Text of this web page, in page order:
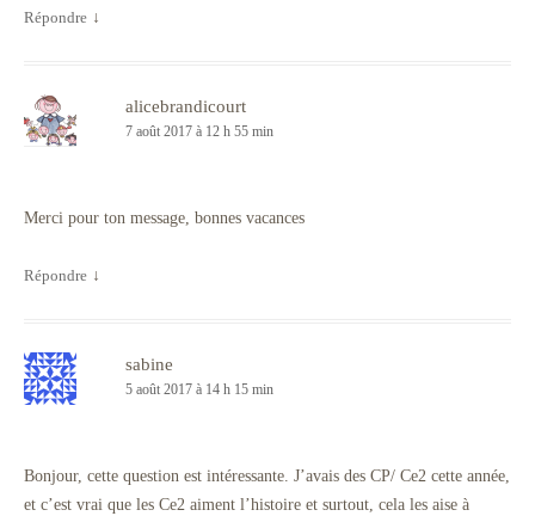
Répondre ↓
alicebrandicourt
7 août 2017 à 12 h 55 min
Merci pour ton message, bonnes vacances
Répondre ↓
sabine
5 août 2017 à 14 h 15 min
Bonjour, cette question est intéressante. J’avais des CP/ Ce2 cette année,
et c’est vrai que les Ce2 aiment l’histoire et surtout, cela les aise à